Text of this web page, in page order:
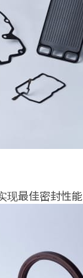
现最佳密封性能